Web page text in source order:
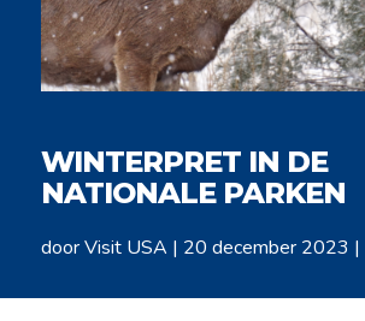
WINTERPRET IN DE
NATIONALE PARKEN
doorVisit USA | 20 december 2023 |